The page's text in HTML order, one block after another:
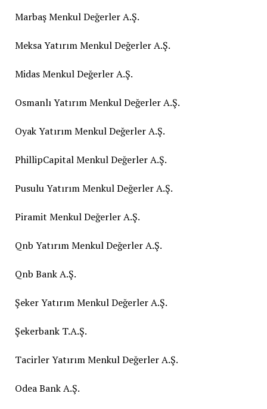
Marbaş Menkul Değerler A.Ş.
Meksa Yatırım Menkul Değerler A.Ş.
Midas Menkul Değerler A.Ş.
Osmanlı Yatırım Menkul Değerler A.Ş.
Oyak Yatırım Menkul Değerler A.Ş.
PhillipCapital Menkul Değerler A.Ş.
Pusulu Yatırım Menkul Değerler A.Ş.
Piramit Menkul Değerler A.Ş.
Qnb Yatırım Menkul Değerler A.Ş.
Qnb Bank A.Ş.
Şeker Yatırım Menkul Değerler A.Ş.
Şekerbank T.A.Ş.
Tacirler Yatırım Menkul Değerler A.Ş.
Odea Bank A.Ş.